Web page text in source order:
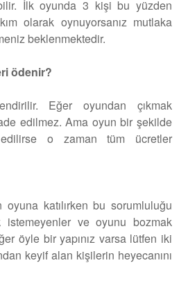
İlk oyunda 3 kişi bu yüzden
olarak oynuyorsanız mutlaka
beklenmektedir.
ödenir?
Eğer oyundan çıkmak
edilmez. Ama oyun bir şekilde
o zaman tüm ücretler
katılırken bu sorumluluğu
istemeyenler ve oyunu bozmak
öyle bir yapınız varsa lütfen iki
keyif alan kişilerin heyecanını